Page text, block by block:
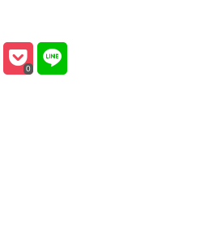
0